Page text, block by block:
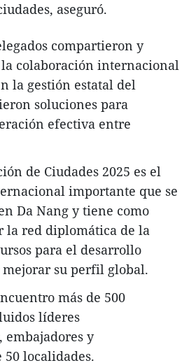
aseguró.
compartieron y
colaboración internacional
la gestión estatal del
soluciones para
efectiva entre
de Ciudades 2025 es el
importante que se
Da Nang y tiene como
la red diplomática de la
para el desarrollo
mejorar su perfil global.
más de 500
líderes
embajadores y
localidades.